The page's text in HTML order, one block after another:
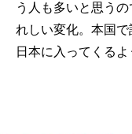
う人も多いと思う
れしい変化。本国で
日本に入ってくる